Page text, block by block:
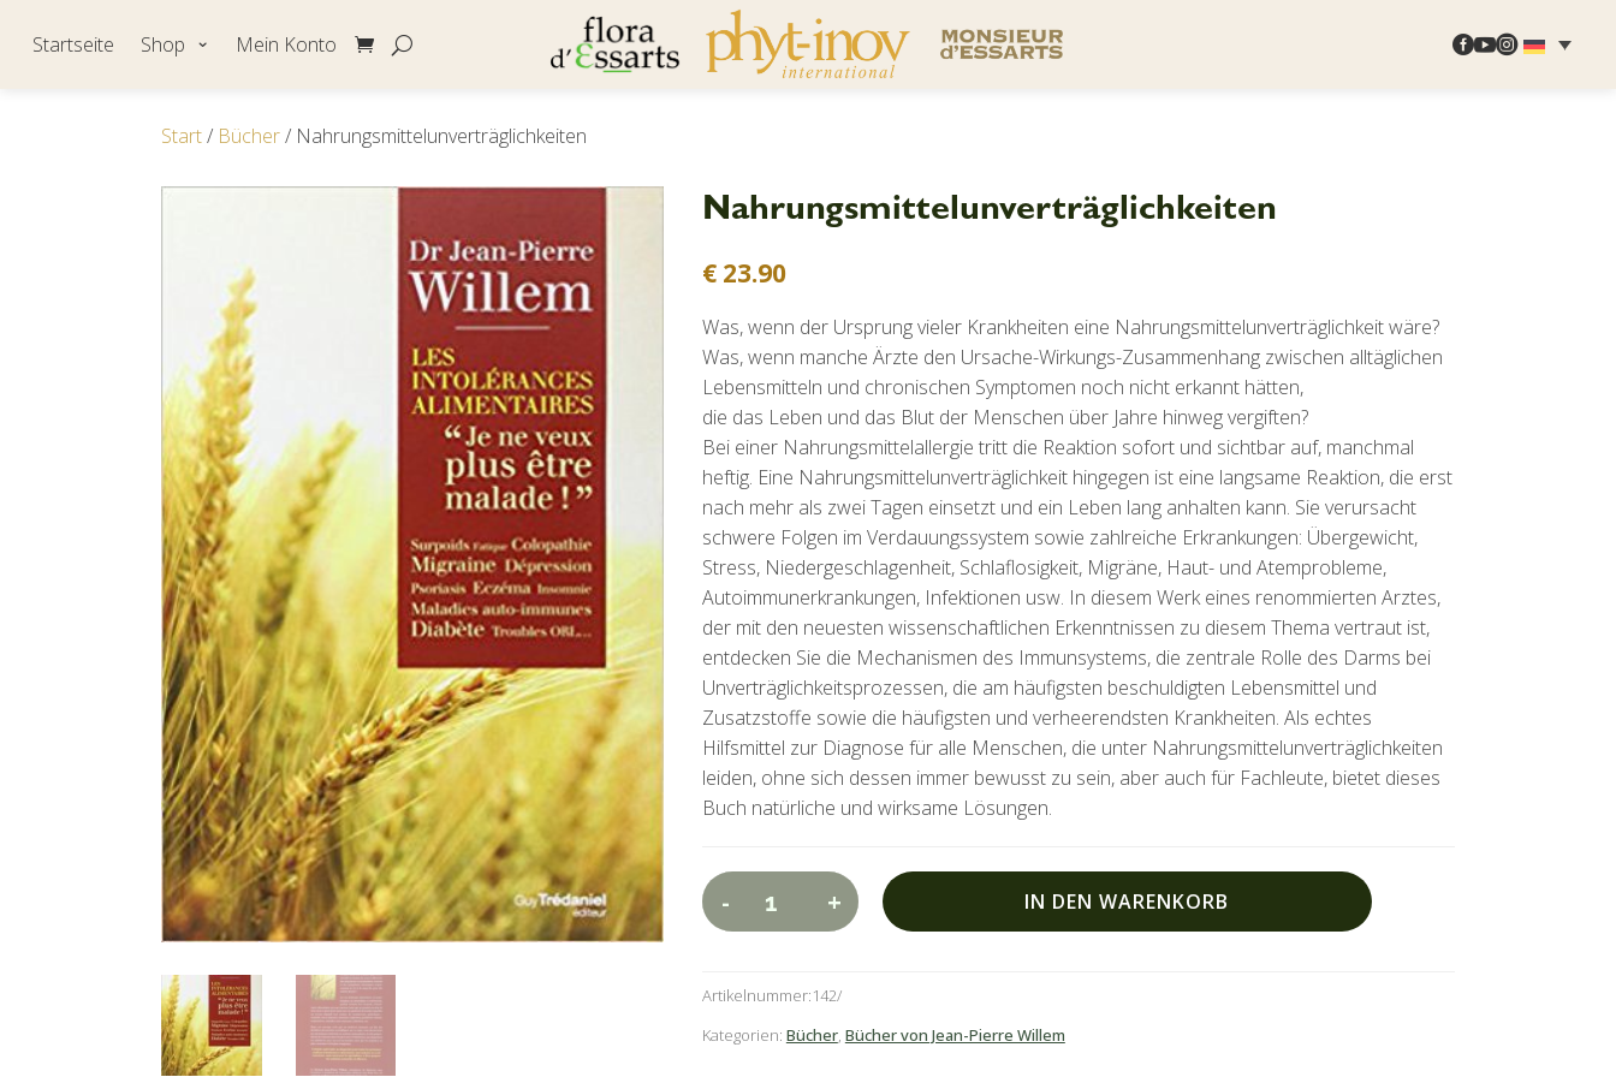
Startseite Shop Mein Konto 
Start/ Bücher/ Nahrungsmittelunverträglichkeiten
Nahrungsmittelunverträglichkeiten
€23.90
Was, wenn der Ursprung vieler Krankheiten eine Nahrungsmittelunverträglichkeit wäre?
Was, wenn manche Ärzte den Ursache-Wirkungs-Zusammenhang zwischen alltäglichen
Lebensmitteln und chronischen Symptomen noch nicht erkannt hätten,
die das Leben und das Blut der Menschen über Jahre hinweg vergiften?
Bei einer Nahrungsmittelallergie tritt die Reaktion sofort und sichtbar auf, manchmal
heftig. Eine Nahrungsmittelunverträglichkeit hingegen ist eine langsame Reaktion, die erst
nach mehr als zwei Tagen einsetzt und ein Leben lang anhalten kann. Sie verursacht
schwere Folgen im Verdauungssystem sowie zahlreiche Erkrankungen: Übergewicht,
Stress, Niedergeschlagenheit, Schlaflosigkeit, Migräne, Haut- und Atemprobleme,
Autoimmunerkrankungen, Infektionen usw. In diesem Werk eines renommierten Arztes,
der mit den neuesten wissenschaftlichen Erkenntnissen zu diesem Thema vertraut ist,
entdecken Sie die Mechanismen des Immunsystems, die zentrale Rolle des Darms bei
Unverträglichkeitsprozessen, die am häufigsten beschuldigten Lebensmittel und
Zusatzstoffe sowie die häufigsten und verheerendsten Krankheiten. Als echtes
Hilfsmittel zur Diagnose für alle Menschen, die unter Nahrungsmittelunverträglichkeiten
leiden, ohne sich dessen immer bewusst zu sein, aber auch für Fachleute, bietet dieses
Buch natürliche und wirksame Lösungen.
Nahrungsmittelunverträglichkeiten
- + IN DEN WARENKORB
A
l
e
n
Artikelnummer:142
Kategorien: Bücher, Bücher von Jean-Pierre Willem